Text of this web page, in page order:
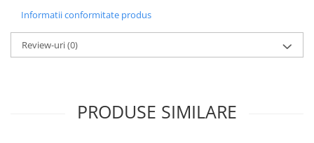
Informatii conformitate produs
Review-uri(0)
PRODUSE SIMILARE